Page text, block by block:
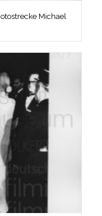
Michael